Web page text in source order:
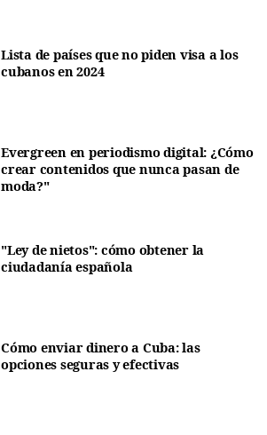
Lista de países que no piden visa a los
cubanos en 2024
Evergreen en periodismo digital: ¿Cómo
crear contenidos que nunca pasan de
moda?"
"Ley de nietos": cómo obtener la
ciudadanía española
Cómo enviar dinero a Cuba: las
opciones seguras y efectivas